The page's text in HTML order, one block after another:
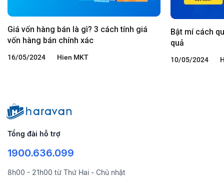
Giá vốn hàng bán là gì? 3 cách tính giá
vốn hàng bán chính xác
16/05/2024 Hien MKT
Bật mí cách
quả
10/05/2024
Tổng đài hỗ trợ
1900.636.099
8h00 - 21h00 từ Thứ Hai - Chủ nhật